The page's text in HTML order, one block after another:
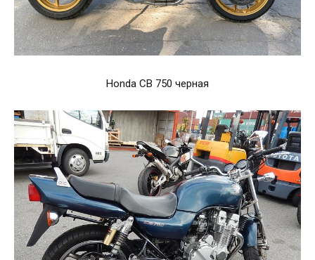
Honda CB 750 черная